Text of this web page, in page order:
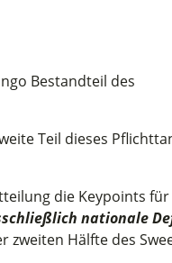
Bestandteil des
Teil dieses
die Keypoints
nationale
zweiten Hälfte des